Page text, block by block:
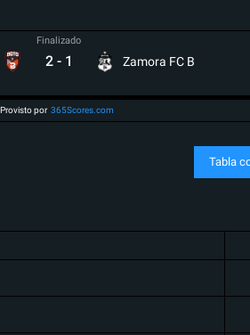
Finalizado
2 - 1 Zamora FC B
Provisto por 365Scores.com
Tabla